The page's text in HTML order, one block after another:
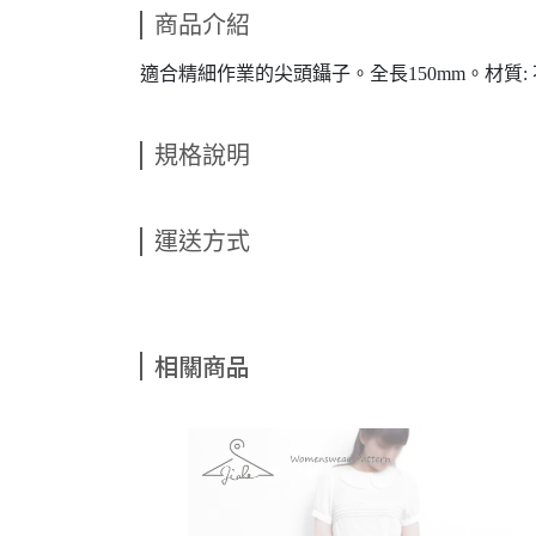
商品介紹
適合精細作業的尖頭鑷子。全長150mm。材質:
規格說明
運送方式
相關商品